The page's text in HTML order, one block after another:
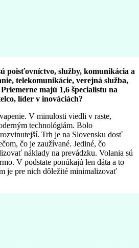
poisťovníctvo, služby, komunikácia a
telekomunikácie, verejná služba,
majú 1,6 špecialistu na
líder v inováciách?
V minulosti viedli v raste,
technológiám. Bolo
Trh je na Slovensku dosť
čo je zaužívané. Jediné, čo
náklady na prevádzku. Volania sú
V podstate ponúkajú len dáta a to
je pre nich dôležité minimalizovať